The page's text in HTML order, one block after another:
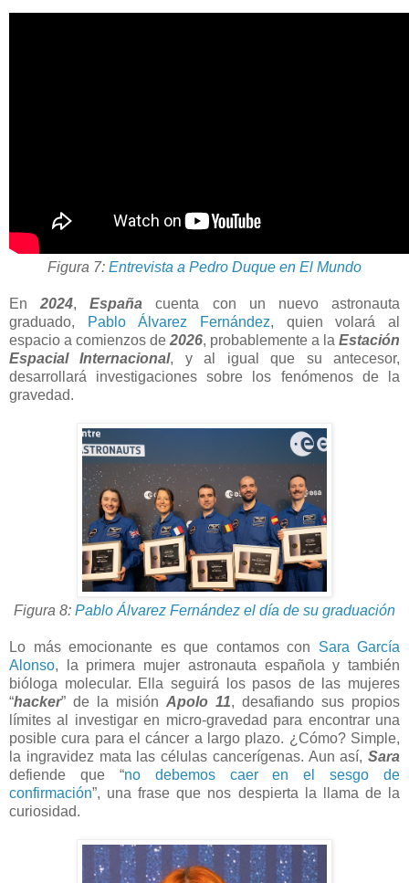
Figura 7: Entrevista a Pedro Duque en El Mundo
En2024,España cuenta con un nuevo astronauta
graduado,
Pablo Álvarez Fernández, quien volará al
espacio a comienzos de 2026, probablemente a la Estación
Espacial Internacional, y al igual que su antecesor,
desarrollará investigaciones sobre los fenómenos de la
gravedad.
Figura 8: Pablo Álvarez Fernández el día de su graduación
Lo más emocionante es que contamos con Sara García
Alonso, la primera mujer astronauta española y también
bióloga molecular. Ella seguirá los pasos de las mujeres
“hacker” de la misión Apolo 11, desafiando sus propios
límites al investigar en micro-gravedad para encontrar una
posible cura para el cáncer a largo plazo. ¿Cómo? Simple,
la ingravidez mata las células cancerígenas. Aun así, Sara
defiende que “no debemos caer en el sesgo de
confirmación”, una frase que nos despierta la llama de la
curiosidad.